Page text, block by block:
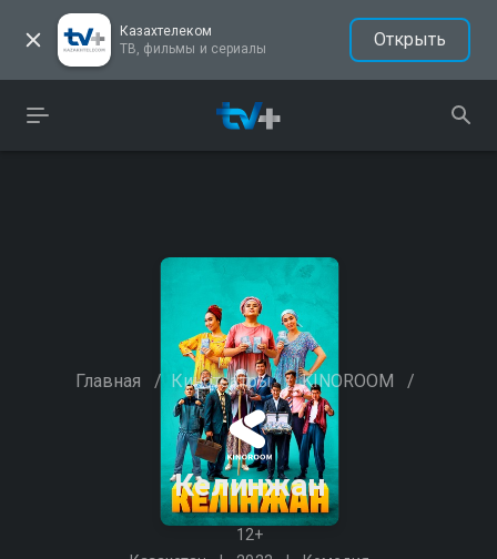
Казахтелеком
ТВ, фильмы и сериалы
Открыть
Главная / Кинотеатры / KINOROOM /
Келинжан
12+